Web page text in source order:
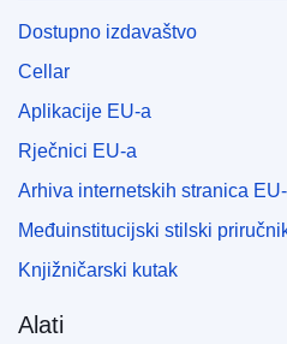
Dostupno izdavaštvo
Cellar
Aplikacije EU-a
Rječnici EU-a
Arhiva internetskih stranica
Međuinstitucijski stilski
Knjižničarski kutak
Alati